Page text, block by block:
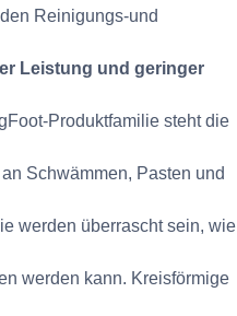
Reinigungs-und
Leistung und geringer
Produktfamilie steht die
Schwämmen, Pasten und
werden überrascht sein, wie
werden kann. Kreisförmige